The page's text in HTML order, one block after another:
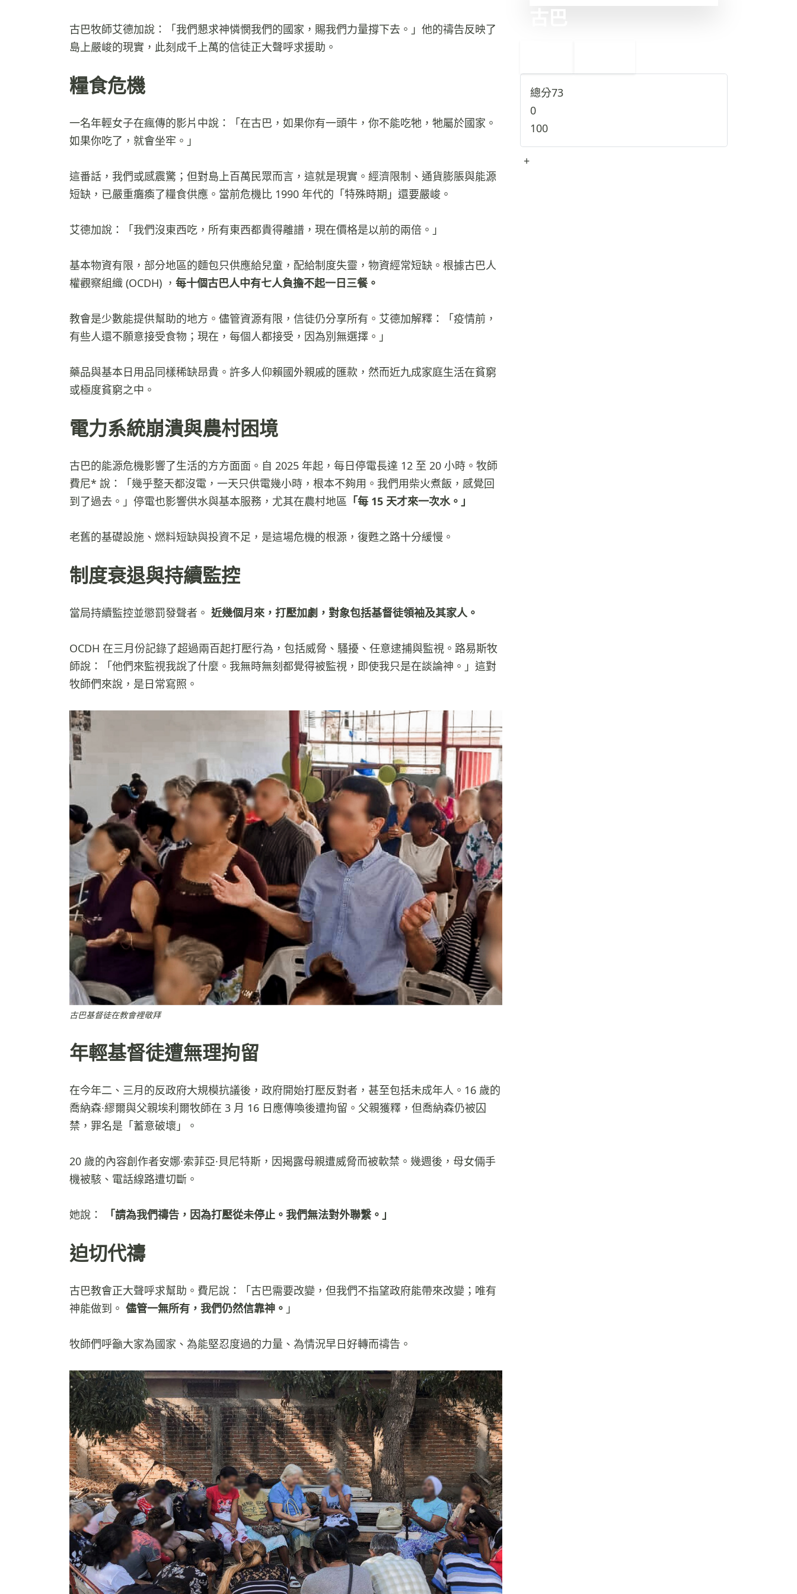
古巴牧師艾德加說：「我們懇求神憐憫我們的國家，賜我們力量撐下去。」他的禱告反映了
島上嚴峻的現實，此刻成千上萬的信徒正大聲呼求援助。
糧食危機
一名年輕女子在瘋傳的影片中說：「在古巴，如果你有一頭牛，你不能吃牠，牠屬於國家。
如果你吃了，就會坐牢。」
這番話，我們或感震驚；但對島上百萬民眾而言，這就是現實。經濟限制、通貨膨脹與能源
短缺，已嚴重癱瘓了糧食供應。當前危機比 1990 年代的「特殊時期」還要嚴峻。
艾德加說：「我們沒東西吃，所有東西都貴得離譜，現在價格是以前的兩倍。」
基本物資有限，部分地區的麵包只供應給兒童，配給制度失靈，物資經常短缺。根據古巴人
權觀察組織 (OCDH) ， 每十個古巴人中有七人負擔不起一日三餐。
教會是少數能提供幫助的地方。儘管資源有限，信徒仍分享所有。艾德加解釋：「疫情前，
有些人還不願意接受食物；現在，每個人都接受，因為別無選擇。」
藥品與基本日用品同樣稀缺昂貴。許多人仰賴國外親戚的匯款，然而近九成家庭生活在貧窮
或極度貧窮之中。
電力系統崩潰與農村困境
古巴的能源危機影響了生活的方方面面。自 2025 年起，每日停電長達 12 至 20 小時。牧師
費尼* 說：「幾乎整天都沒電，一天只供電幾小時，根本不夠用。我們用柴火煮飯，感覺回
到了過去。」停電也影響供水與基本服務，尤其在農村地區 「每 15 天才來一次水。」
老舊的基礎設施、燃料短缺與投資不足，是這場危機的根源，復甦之路十分緩慢。
制度衰退與持續監控
當局持續監控並懲罰發聲者。 近幾個月來，打壓加劇，對象包括基督徒領袖及其家人。
OCDH 在三月份記錄了超過兩百起打壓行為，包括威脅、騷擾、任意逮捕與監視。路易斯牧
師說：「他們來監視我說了什麼。我無時無刻都覺得被監視，即使我只是在談論神。」這對
牧師們來說，是日常寫照。
古巴基督徒在教會裡敬拜
年輕基督徒遭無理拘留
在今年二、三月的反政府大規模抗議後，政府開始打壓反對者，甚至包括未成年人。16 歲的
喬納森·繆爾與父親埃利爾牧師在 3 月 16 日應傳喚後遭拘留。父親獲釋，但喬納森仍被囚
禁，罪名是「蓄意破壞」。
20 歲的內容創作者安娜·索菲亞·貝尼特斯，因揭露母親遭威脅而被軟禁。幾週後，母女倆手
機被駭、電話線路遭切斷。
她說： 「請為我們禱告，因為打壓從未停止。我們無法對外聯繫。」
迫切代禱
古巴教會正大聲呼求幫助。費尼說：「古巴需要改變，但我們不指望政府能帶來改變；唯有
神能做到。 儘管一無所有，我們仍然信靠神。 」
牧師們呼籲大家為國家、為能堅忍度過的力量、為情況早日好轉而禱告。
總分73
0
100
+